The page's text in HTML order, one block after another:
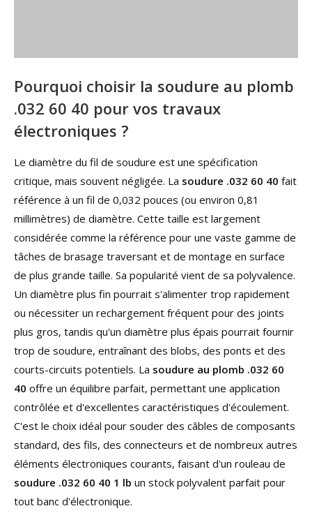
Pourquoi choisir la soudure au plomb
.032 60 40 pour vos travaux
électroniques ?
Le diamètre du fil de soudure est une spécification
critique, mais souvent négligée. La soudure .032 60 40 fait
référence à un fil de 0,032 pouces (ou environ 0,81
millimètres) de diamètre. Cette taille est largement
considérée comme la référence pour une vaste gamme de
tâches de brasage traversant et de montage en surface
de plus grande taille. Sa popularité vient de sa polyvalence.
Un diamètre plus fin pourrait s'alimenter trop rapidement
ou nécessiter un rechargement fréquent pour des joints
plus gros, tandis qu'un diamètre plus épais pourrait fournir
trop de soudure, entraînant des blobs, des ponts et des
courts-circuits potentiels. La soudure au plomb .032 60
40 offre un équilibre parfait, permettant une application
contrôlée et d'excellentes caractéristiques d'écoulement.
C'est le choix idéal pour souder des câbles de composants
standard, des fils, des connecteurs et de nombreux autres
éléments électroniques courants, faisant d'un rouleau de
soudure .032 60 40 1 lb un stock polyvalent parfait pour
tout banc d'électronique.